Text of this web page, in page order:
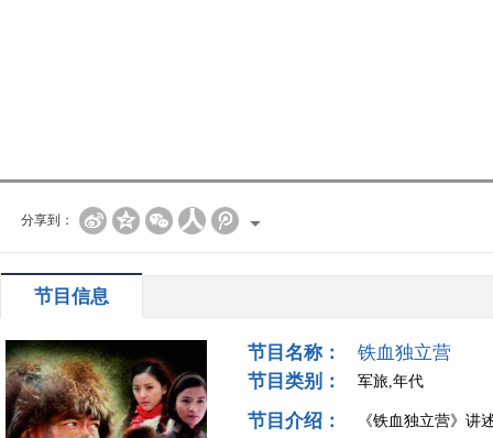
分享到：
节目信息
节目名称：
铁血独立营
节目类别：
军旅,年代
节目介绍：
《铁血独立营》讲